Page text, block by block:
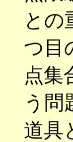
との
つ目
点集
う問
道具